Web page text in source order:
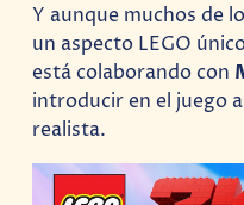
Y aunque muchos de
un aspecto LEGO
está colaborando con
introducir en el juego
realista.